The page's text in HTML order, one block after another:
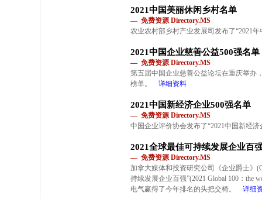
2021中国美丽休闲乡村名单
— 免费资源 Directory.MS
农业农村部乡村产业发展司发布了“2021
2021中国企业慈善公益500强名单
— 免费资源 Directory.MS
第五届中国企业慈善公益论坛在重庆举办
榜单。
详细资料
2021中国新经济企业500强名单
— 免费资源 Directory.MS
中国企业评价协会发布了“2021中国新经济
2021全球最佳可持续发展企业百
— 免费资源 Directory.MS
加拿大媒体和投资研究公司《企业爵士》
持续发展企业百强”(2021 Global 100：the
电气赢得了今年排名的头把交椅。
详细